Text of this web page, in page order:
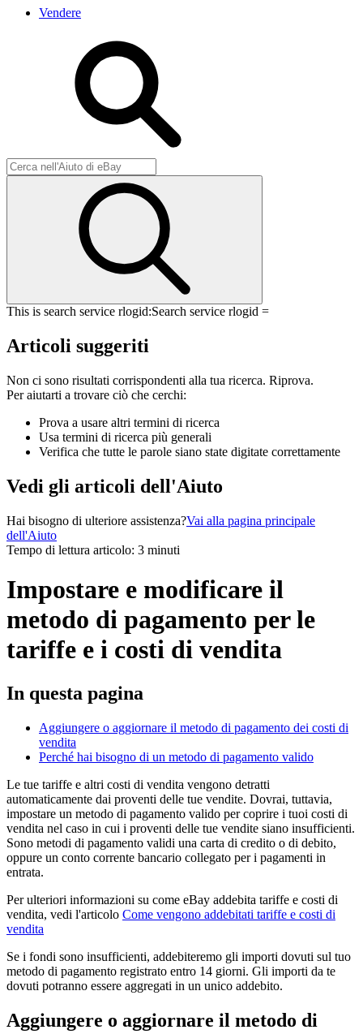
Vendere
This is search service rlogid:Search service rlogid =
Articoli suggeriti
Non ci sono risultati corrispondenti alla tua ricerca. Riprova.
Per aiutarti a trovare ciò che cerchi:
Prova a usare altri termini di ricerca
Usa termini di ricerca più generali
Verifica che tutte le parole siano state digitate correttamente
Vedi gli articoli dell'Aiuto
Hai bisogno di ulteriore assistenza?Vai alla pagina principale
dell'Aiuto
Tempo di lettura articolo: 3 minuti
Impostare e modificare il
metodo di pagamento per le
tariffe e i costi di vendita
In questa pagina
Aggiungere o aggiornare il metodo di pagamento dei costi di
vendita
Perché hai bisogno di un metodo di pagamento valido
Le tue tariffe e altri costi di vendita vengono detratti
automaticamente dai proventi delle tue vendite. Dovrai, tuttavia,
impostare un metodo di pagamento valido per coprire i tuoi costi di
vendita nel caso in cui i proventi delle tue vendite siano insufficienti.
Sono metodi di pagamento validi una carta di credito o di debito,
oppure un conto corrente bancario collegato per i pagamenti in
entrata.
Per ulteriori informazioni su come eBay addebita tariffe e costi di
vendita, vedi l'articolo Come vengono addebitati tariffe e costi di
vendita
Se i fondi sono insufficienti, addebiteremo gli importi dovuti sul tuo
metodo di pagamento registrato entro 14 giorni. Gli importi da te
dovuti potranno essere aggregati in un unico addebito.
Aggiungere o aggiornare il metodo di